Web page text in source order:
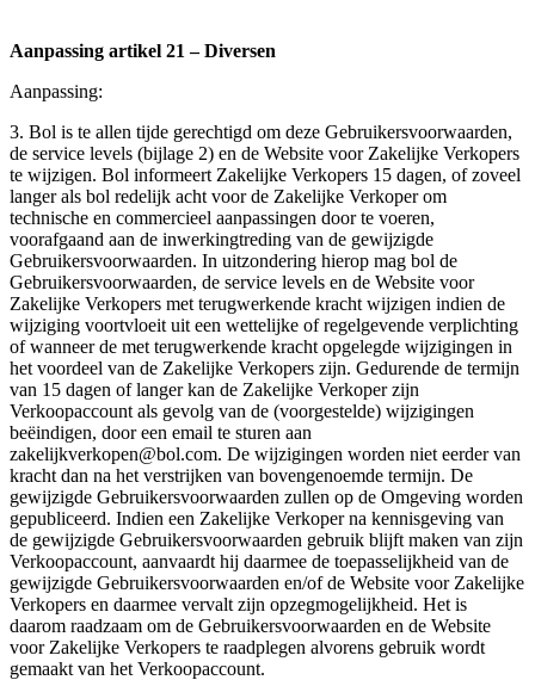
Aanpassing artikel 21 – Diversen
Aanpassing:
3. Bol is te allen tijde gerechtigd om deze Gebruikersvoorwaarden,
de service levels (bijlage 2) en de Website voor Zakelijke Verkopers
te wijzigen. Bol informeert Zakelijke Verkopers 15 dagen, of zoveel
langer als bol redelijk acht voor de Zakelijke Verkoper om
technische en commercieel aanpassingen door te voeren,
voorafgaand aan de inwerkingtreding van de gewijzigde
Gebruikersvoorwaarden. In uitzondering hierop mag bol de
Gebruikersvoorwaarden, de service levels en de Website voor
Zakelijke Verkopers met terugwerkende kracht wijzigen indien de
wijziging voortvloeit uit een wettelijke of regelgevende verplichting
of wanneer de met terugwerkende kracht opgelegde wijzigingen in
het voordeel van de Zakelijke Verkopers zijn. Gedurende de termijn
van 15 dagen of langer kan de Zakelijke Verkoper zijn
Verkoopaccount als gevolg van de (voorgestelde) wijzigingen
beëindigen, door een email te sturen aan
zakelijkverkopen@bol.com. De wijzigingen worden niet eerder van
kracht dan na het verstrijken van bovengenoemde termijn. De
gewijzigde Gebruikersvoorwaarden zullen op de Omgeving worden
gepubliceerd. Indien een Zakelijke Verkoper na kennisgeving van
de gewijzigde Gebruikersvoorwaarden gebruik blijft maken van zijn
Verkoopaccount, aanvaardt hij daarmee de toepasselijkheid van de
gewijzigde Gebruikersvoorwaarden en/of de Website voor Zakelijke
Verkopers en daarmee vervalt zijn opzegmogelijkheid. Het is
daarom raadzaam om de Gebruikersvoorwaarden en de Website
voor Zakelijke Verkopers te raadplegen alvorens gebruik wordt
gemaakt van het Verkoopaccount.